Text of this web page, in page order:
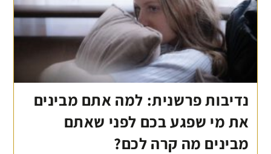
נדיבות פרשנית: למה אתם מבינים
את מי שפגע בכם לפני שאתם
מבינים מה קרה לכם?